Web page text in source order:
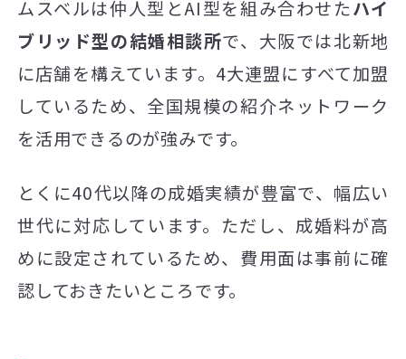
ムスベルは仲人型とAI型を組み合わせたハイ
ブリッド型の結婚相談所で、大阪では北新地
に店舗を構えています。4大連盟にすべて加盟
しているため、全国規模の紹介ネットワーク
を活用できるのが強みです。
とくに40代以降の成婚実績が豊富で、幅広い
世代に対応しています。ただし、成婚料が高
めに設定されているため、費用面は事前に確
認しておきたいところです。